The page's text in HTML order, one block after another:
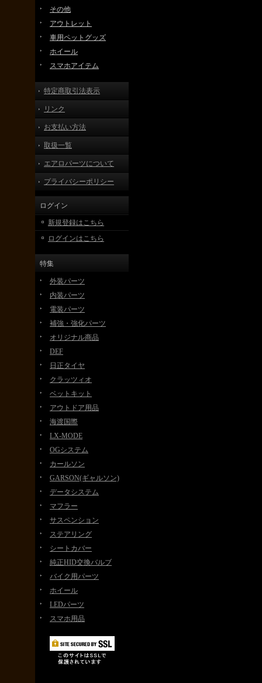
その他
アウトレット
車用ペットグッズ
ホイール
スマホアイテム
特定商取引法表示
リンク
お支払い方法
取扱一覧
エアロパーツについて
プライバシーポリシー
ログイン
新規登録はこちら
ログインはこちら
特集
外装パーツ
内装パーツ
電装パーツ
補強・強化パーツ
オリジナル商品
DEF
日正タイヤ
クラッツィオ
ベットキット
アウトドア用品
海渡国際
LX-MODE
OGシステム
カールソン
GARSON(ギャルソン)
データシステム
マフラー
サスペンション
ステアリング
シートカバー
純正HID交換バルブ
バイク用パーツ
ホイール
LEDパーツ
スマホ用品